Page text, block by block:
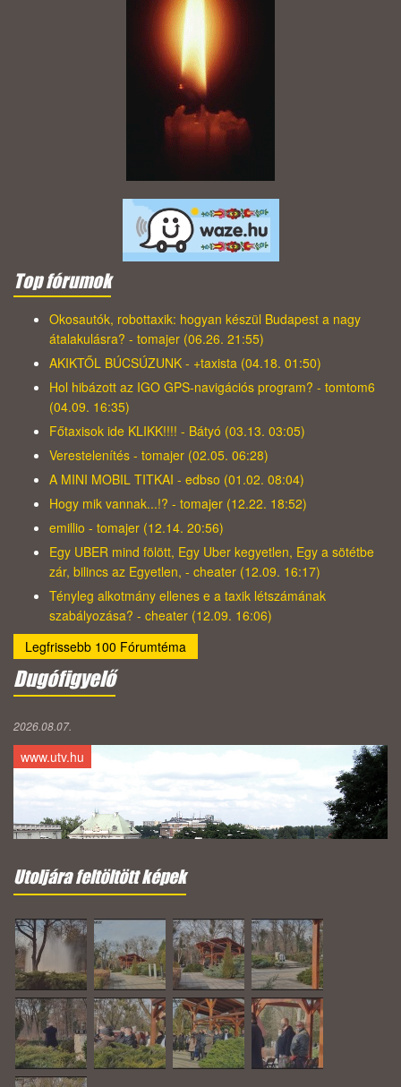
Top fórumok
Okosautók, robottaxik: hogyan készül Budapest a nagy
átalakulásra? - tomajer (06.26. 21:55)
AKIKTŐL BÚCSÚZUNK - +taxista (04.18. 01:50)
Hol hibázott az IGO GPS-navigációs program? - tomtom6
(04.09. 16:35)
Főtaxisok ide KLIKK!!!! - Bátyó (03.13. 03:05)
Verestelenítés - tomajer (02.05. 06:28)
A MINI MOBIL TITKAI - edbso (01.02. 08:04)
Hogy mik vannak...!? - tomajer (12.22. 18:52)
emillio - tomajer (12.14. 20:56)
Egy UBER mind fölött, Egy Uber kegyetlen, Egy a sötétbe
zár, bilincs az Egyetlen, - cheater (12.09. 16:17)
Tényleg alkotmány ellenes e a taxik létszámának
szabályozása? - cheater (12.09. 16:06)
Legfrissebb 100 Fórumtéma
Dugófigyelő
2026.08.07.
www.utv.hu
Utoljára feltöltött képek